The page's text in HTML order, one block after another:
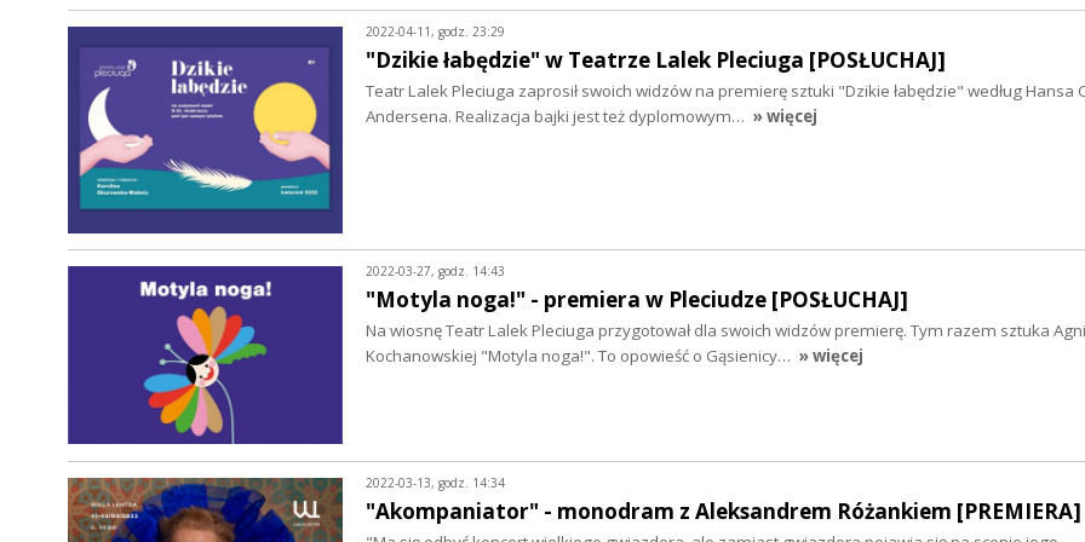
2022-04-11, godz. 23:29
"Dzikie łabędzie" w Teatrze Lalek Pleciuga [POSŁUCHAJ]
Teatr Lalek Pleciuga zaprosił swoich widzów na premierę sztuki "Dzikie łabędzie" według Hansa
Andersena. Realizacja bajki jest też dyplomowym… » więcej
2022-03-27, godz. 14:43
"Motyla noga!" - premiera w Pleciudze [POSŁUCHAJ]
Na wiosnę Teatr Lalek Pleciuga przygotował dla swoich widzów premierę. Tym razem sztuka
Kochanowskiej "Motyla noga!". To opowieść o Gąsienicy… » więcej
2022-03-13, godz. 14:34
"Akompaniator" - monodram z Aleksandrem Różankiem [PREMIERA]